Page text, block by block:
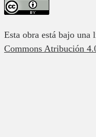
Esta obra está bajo una
Commons Atribución